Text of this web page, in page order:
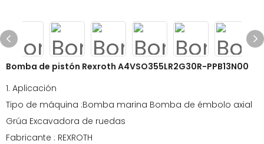
Bomba de pistón Rexroth A4VSO355LR2G30R-PPB13N00
1. Aplicación
Tipo de máquina :Bomba marina Bomba de émbolo axial
Grúa Excavadora de ruedas
Fabricante : REXROTH